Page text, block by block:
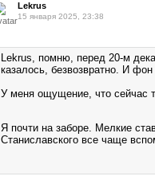
Lekrus
15 января 2025, 23:38
Lekrus, помню, перед 20-м
казалось, безвозвратно. И
У меня ощущение, что сейчас
Я почти на заборе. Мелкие
Станиславского все чаще